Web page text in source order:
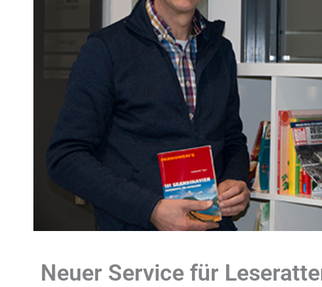
Neuer Service für